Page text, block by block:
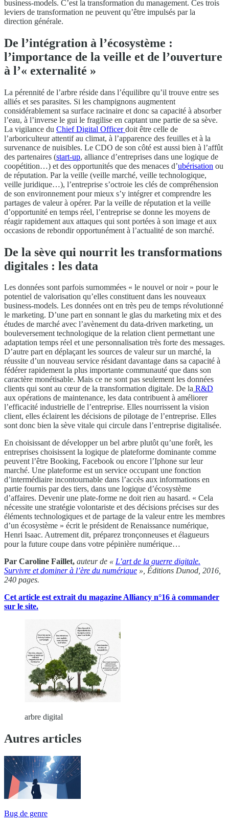
business-models. C’est la transformation du management. Ces trois
leviers de transformation ne peuvent qu’être impulsés par la
direction générale.
De l’intégration à l’écosystème :
l’importance de la veille et de l’ouverture
à l’« externalité »
La pérennité de l’arbre réside dans l’équilibre qu’il trouve entre ses
alliés et ses parasites. Si les champignons augmentent
considérablement sa surface racinaire et donc sa capacité à absorber
l’eau, à l’inverse le gui le fragilise en captant une partie de sa sève.
La vigilance du Chief Digital Officerdoit être celle de
l’arboriculteur attentif au climat, à l’apparence des feuilles et à la
survenance de nuisibles. Le CDO de son côté est aussi bien à l’affût
des partenaires (start-up, alliance d’entreprises dans une logique de
coopétition…) et des opportunités que des menaces d’ubérisation ou
de réputation. Par la veille (veille marché, veille technologique,
veille juridique…), l’entreprise s’octroie les clés de compréhension
de son environnement pour mieux s’y intégrer et comprendre les
partages de valeur à opérer. Par la veille de réputation et la veille
d’opportunité en temps réel, l’entreprise se donne les moyens de
réagir rapidement aux attaques qui sont portées à son image et aux
occasions de rebondir opportunément à l’actualité de son marché.
De la sève qui nourrit les transformations
digitales : les data
Les données sont parfois surnommées « le nouvel or noir » pour le
potentiel de valorisation qu’elles constituent dans les nouveaux
business-models. Les données ont en très peu de temps révolutionné
le marketing. D’une part en sonnant le glas du marketing mix et des
études de marché avec l’avènement du data-driven marketing, un
bouleversement technologique de la relation client permettant une
adaptation temps réel et une personnalisation très forte des messages.
D’autre part en déplaçant les sources de valeur sur un marché, la
réussite d’un nouveau service résidant davantage dans sa capacité à
fédérer rapidement la plus importante communauté que dans son
caractère monétisable. Mais ce ne sont pas seulement les données
clients qui sont au cœur de la transformation digitale. De la R&D
aux opérations de maintenance, les data contribuent à améliorer
l’efficacité industrielle de l’entreprise. Elles nourrissent la vision
client, elles éclairent les décisions de pilotage de l’entreprise. Elles
sont donc bien la sève vitale qui circule dans l’entreprise digitalisée.
En choisissant de développer un bel arbre plutôt qu’une forêt, les
entreprises choisissent la logique de plateforme dominante comme
peuvent l’être Booking, Facebook ou encore l’Iphone sur leur
marché. Une plateforme est un service occupant une fonction
d’intermédiaire incontournable dans l’accès aux informations en
partie fournis par des tiers, dans une logique d’écosystème
d’affaires. Devenir une plate-forme ne doit rien au hasard. « Cela
nécessite une stratégie volontariste et des décisions précises sur des
éléments technologiques et de partage de la valeur entre les membres
d’un écosystème » écrit le président de Renaissance numérique,
Henri Isaac. Autrement dit, préparez tronçonneuses et élagueurs
pour la future coupe dans votre pépinière numérique…
Par Caroline Faillet, auteur de « L’art de la guerre digitale.
Survivre et dominer à l’ère du numérique », Éditions Dunod, 2016,
240 pages.
Cet article est extrait du magazine Alliancy n°16 à commander
sur le site.
arbre digital
Autres articles
Bug de genre